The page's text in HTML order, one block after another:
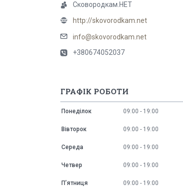
Сковородкам.НЕТ
http://skovorodkam.net
info@skovorodkam.net
+380674052037
ГРАФІК РОБОТИ
Понеділок 09:00 19:00
Вівторок 09:00 19:00
Середа 09:00 19:00
Четвер 09:00 19:00
Пʼятниця 09:00 19:00